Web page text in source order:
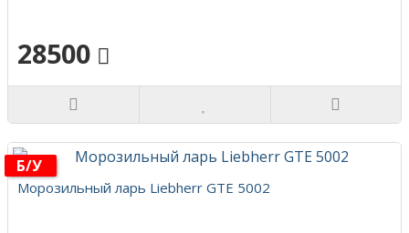
28500
Б/у
Морозильный ларь Liebherr GTE 5002